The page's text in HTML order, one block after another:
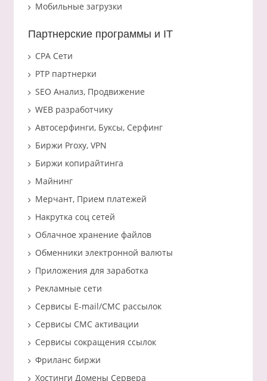
Мобильные загрузки
Партнерские программы и IT
CPA Сети
PTP партнерки
SEO Анализ, Продвижение
WEB разработчику
Автосерфинги, Буксы, Серфинг
Биржи Proxy, VPN
Биржи копирайтинга
Майнинг
Мерчант, Прием платежей
Накрутка соц сетей
Облачное хранение файлов
Обменники электронной валюты
Приложения для заработка
Рекламные сети
Сервисы E-mail/СМС рассылок
Сервисы СМС активации
Сервисы сокращения ссылок
Фриланс биржи
Хостинги Домены Сервера